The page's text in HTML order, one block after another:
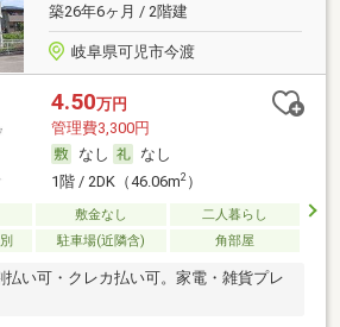
築26年6ヶ月 / 2階建
岐阜県可児市今渡
4.50万円
管理費3,300円
なし
なし
1階 / 2DK（46.06m2）
敷金なし
二人暮らし
駐車場(近隣含) 角部屋
払い可・クレカ払い可。家電・雑貨プレ